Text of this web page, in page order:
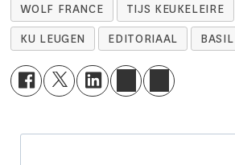
WOLF FRANCE TIJS KEUKELEIRE
KU LEUGEN EDITORIAAL